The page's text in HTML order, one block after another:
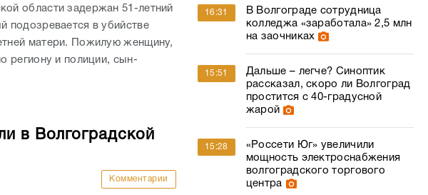
области задержан 51-летний
подозревается в убийстве
матери. Пожилую женщину,
региону и полиции, сын-
в Волгоградской
Комментарии
16:31
В Волгограде сотрудница
колледжа «заработала» 2,5 млн
на заочниках
15:51
Дальше – легче? Синоптик
рассказал, скоро ли Волгоград
простится с 40-градусной
жарой
15:28
«Россети Юг» увеличили
мощность электроснабжения
волгоградского торгового
центра